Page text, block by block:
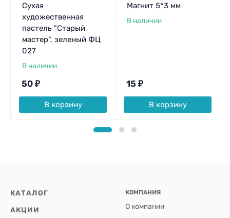
Сухая
художественная
пастель "Старый
мастер", зеленый ФЦ
027
В наличии
50 ₽
В корзину
Магнит 5*3 мм
В наличии
15 ₽
В корзину
КАТАЛОГ
АКЦИИ
КОМПАНИЯ
О компании